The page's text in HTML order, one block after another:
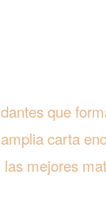
que
carta
las mejores